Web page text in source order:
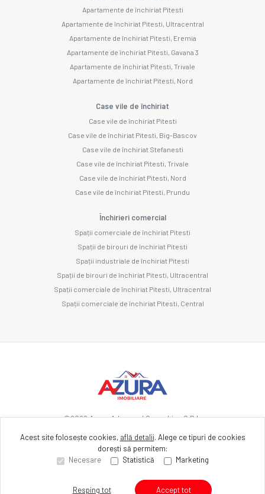
Apartamente de închiriat Pitesti
Apartamente de închiriat Pitesti, Ultracentral
Apartamente de închiriat Pitesti, Eremia
Apartamente de închiriat Pitesti, Gavana 3
Apartamente de închiriat Pitesti, Trivale
Apartamente de închiriat Pitesti, Nord
Case vile de închiriat
Case vile de închiriat Pitesti
Case vile de închiriat Pitesti, Big-Bascov
Case vile de închiriat Stefanesti
Case vile de închiriat Pitesti, Trivale
Case vile de închiriat Pitesti, Nord
Case vile de închiriat Pitesti, Prundu
Închirieri comercial
Spații comerciale de închiriat Pitesti
Spații de birouri de închiriat Pitesti
Spații industriale de închiriat Pitesti
Spații de birouri de închiriat Pitesti, Ultracentral
Spații comerciale de închiriat Pitesti, Ultracentral
Spații comerciale de închiriat Pitesti, Central
©2026Azura Advanced Consulting S.R.L.
Site creat în
Acest site folosește cookies, află detalii. Alege ce tipuri de cookies
dorești să permitem:
Necesare
Statistică Marketing
Resping tot Accept tot